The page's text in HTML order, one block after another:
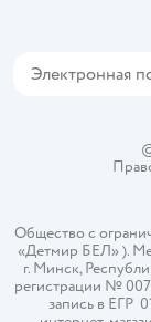
Общество с
«Детмир БЕЛ» ).
г. Минск,
регистрации №
запись в ЕГР